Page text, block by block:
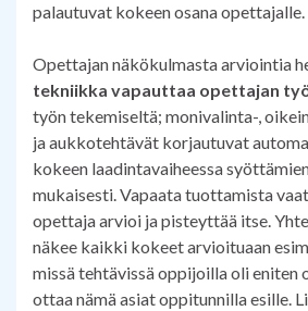
palautuvat kokeen osana opettajalle.
Opettajan näkökulmasta arviointia
tekniikka vapauttaa opettajan
työn tekemiseltä; monivalinta-,
ja aukkotehtävät korjautuvat
kokeen laadintavaiheessa
mukaisesti. Vapaata tuottamista
opettaja arvioi ja pisteyttää itse.
näkee kaikki kokeet arvioituaan
missä tehtävissä oppijoilla oli eniten
ottaa nämä asiat oppitunnilla esille.